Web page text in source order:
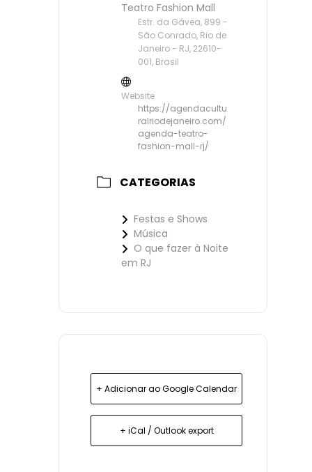
Teatro Fashion Mall
Estr. da Gávea, 899 -
São Conrado, Rio de
Janeiro - RJ, 22610-
001, Brasil
Website
https://agendacultu
ralriodejaneiro.com/
agenda-teatro-
fashion-mall-rj/
CATEGORIAS
Festas e Shows
Música
O que fazer à Noite
em RJ
+ Adicionar ao Google Calendar
+ iCal / Outlook export